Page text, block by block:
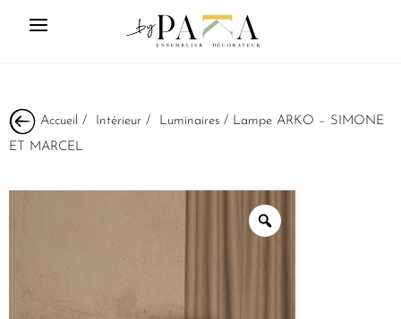
Accueil / Intérieur / Luminaires / Lampe ARKO – SIMONE
ET MARCEL